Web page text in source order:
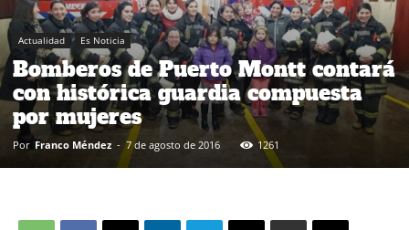
Actualidad Es Noticia
Bomberos de Puerto Montt contará
con histórica guardia compuesta
por mujeres
Por Franco Méndez - 7 de agosto de 2016 1261